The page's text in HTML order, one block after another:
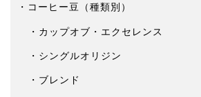
コーヒー豆（種類別）
カップオブ・エクセレンス
シングルオリジン
ブレンド